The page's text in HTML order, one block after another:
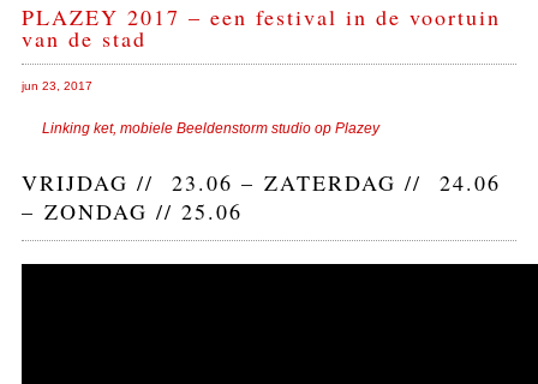
PLAZEY 2017 – een festival in de voortuin
van de stad
jun 23, 2017
Linking ket, mobiele Beeldenstorm studio op Plazey
VRIJDAG // 23.06 – ZATERDAG // 24.06
– ZONDAG // 25.06